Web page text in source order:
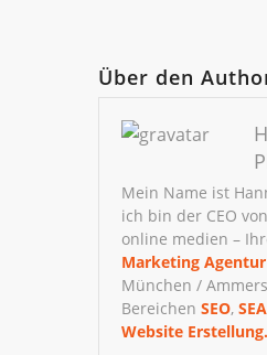
Über den
Mein Name ist
ich bin der CEO
online medien –
Marketing Agentur
München /
Bereichen SEO, SEA
Website Erstellung.